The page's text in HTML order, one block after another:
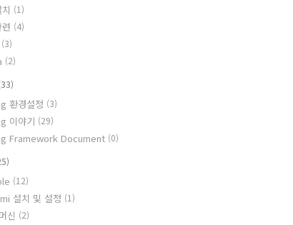
(1)
(4)
(3)
(2)
환경설정 (3)
이야기 (29)
Framework Document (0)
(12)
설치 및 설정 (1)
신 (2)